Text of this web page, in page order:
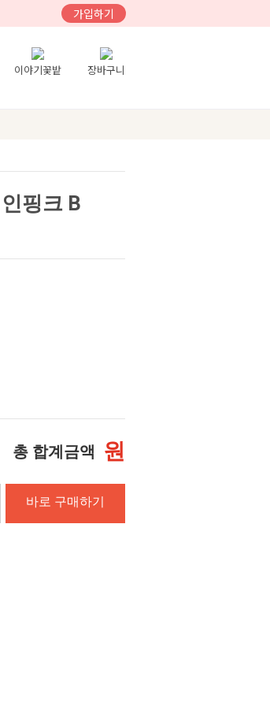
가입하기
이야기꽃밭 장바구니
핑크 B
총 합계금액 원
바로 구매하기